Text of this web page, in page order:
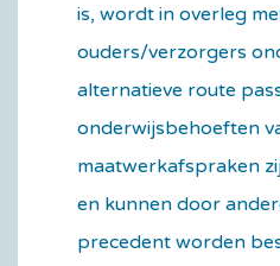
is, wordt in overleg
ouders/verzorgers
alternatieve route
onderwijsbehoeften
maatwerkafspraken
en kunnen door
precedent worden